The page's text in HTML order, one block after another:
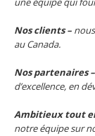
Nos clients–
au Canada.
Nos partenaires–
d’excellence, en
Ambitieux tout
notre équipe sur